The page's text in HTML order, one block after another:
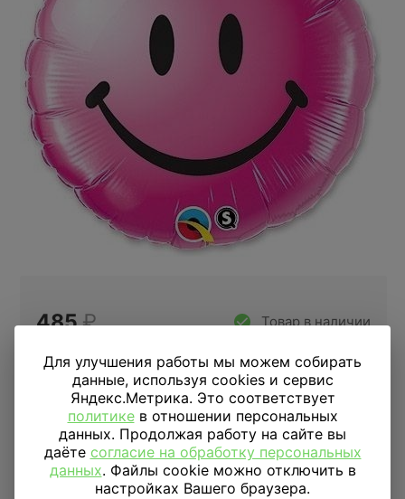
Товар в наличии
485₽
Купить в 1 клик
ДОСТАВКАПО МОСКВЕ
Доставка в пределах МКАД 590 руб.
Для улучшения работы мы можем собирать
данные, используя cookies и сервис
Яндекс.Метрика. Это соответствует
политикев отношении персональных
данных. Продолжая работу на сайте вы
даёте согласие на обработку персональных
данных. Файлы cookie можно отключить в
настройках Вашего браузера.